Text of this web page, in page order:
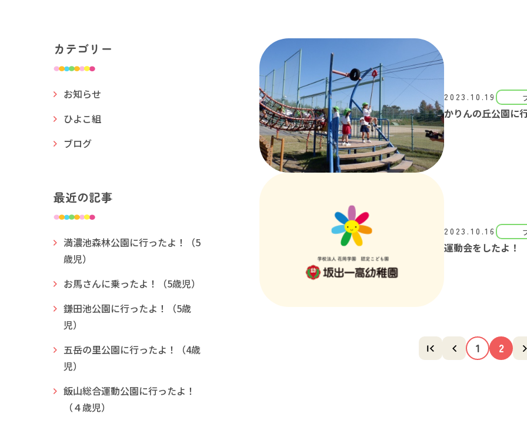
2023.10.19
かりんの丘公園に
2023.10.16
運動会をしたよ！
1 2
カテゴリー
お知らせ
ひよこ組
ブログ
最近の記事
満濃池森林公園に行ったよ！（5
歳児）
お馬さんに乗ったよ！（5歳児）
鎌田池公園に行ったよ！（5歳
児）
五岳の里公園に行ったよ！（4歳
児）
飯山総合運動公園に行ったよ！
（４歳児）